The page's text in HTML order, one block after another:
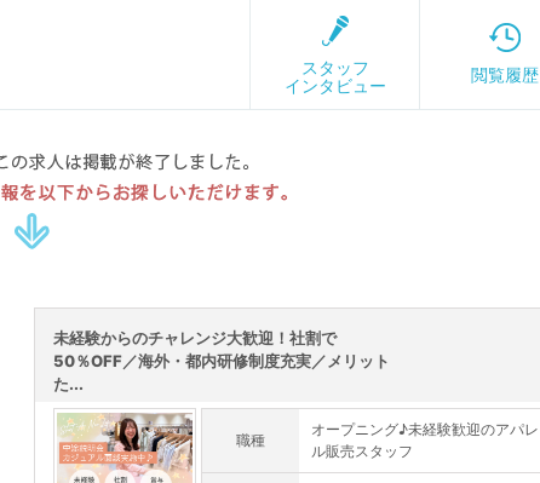
スタッフ
インタビュー
閲覧履歴
未経験からのチャレンジ大歓迎！社割で
50％OFF／海外・都内研修制度充実／メリット
た...
職種
オープニング♪未経験歓迎のアパレ
ル販売スタッフ